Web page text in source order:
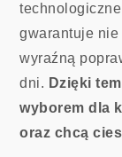
gwarantuje
wyraźną
dni. Dzięki
wyborem dla
oraz chcą